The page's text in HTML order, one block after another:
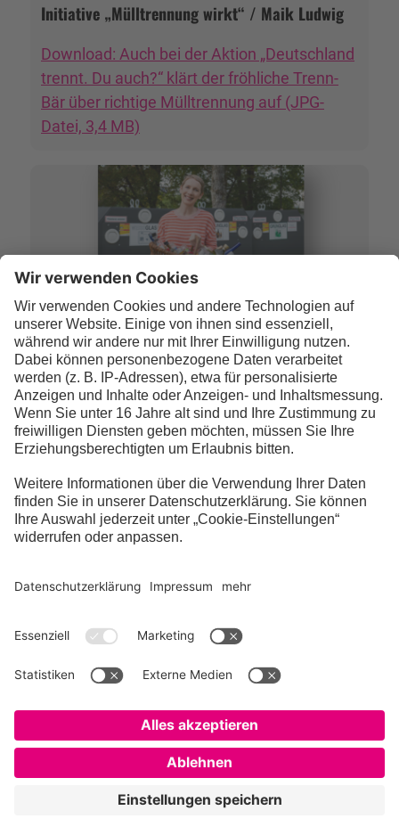
Initiative „Mülltrennung wirkt“ / Maik Ludwig
Download: Auch bei der Aktion „Deutschland
trennt. Du auch?“ klärt der fröhliche Trenn-
Bär über richtige Mülltrennung auf (JPG-
Datei, 3,4 MB)
Die richtige Entsorgung von Altglas und das
Glasrecycling waren 2023 ein
Themenschwerpunkt der Initiative
Initiative „Mülltrennung wirkt“ / Marcella Merk
Download: Die richtige Entsorgung von
Altglas und das Glasrecycling waren 2023
ein Themenschwerpunkt der Initiative (JPG-
Datei, 3,2 MB)
Fragen & Antworten
Impressum
Kontakt
Cookie Einstellungen